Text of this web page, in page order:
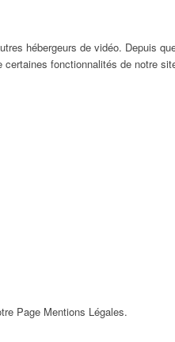
hébergeurs de vidéo. Depuis
fonctionnalités de notre
Page Mentions Légales.